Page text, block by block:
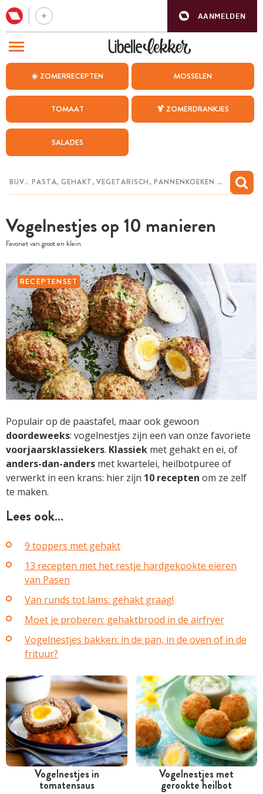
AANMELDEN
☀️ ZOMERRECEPTEN MOSSELEN
TOMAAT 🍹 ZOMERDRANKJES
SALADES
Vogelnestjes op 10 manieren
Favoriet van groot en klein
RECEPTENSET
Populair op de paastafel, maar ook gewoon
doordeweeks: vogelnestjes zijn een van onze favoriete
voorjaarsklassiekers. Klassiek met gehakt en ei, of
anders-dan-anders met kwartelei, heilbotpuree of
verwerkt in een krans: hier zijn 10 recepten om ze zelf
te maken.
Lees ook…
9 toppers met gehakt
13 recepten met het restje hardgekookte eieren
van Pasen
Van runds tot lams: gehakt graag!
Moet je proberen: gehaktbrood in de airfryer
Vogelnestjes bakken: in de pan, in de oven of in de
frituur?
Tussen 30 minuten en 1
Vogelnestjes in
tomatensaus
Tussen 30 minuten en 1
Vogelnestjes met
gerookte heilbot
BEZOEK ONZE ANDERE WEBSITES
WEEKMENU
CHAT MET MAIA
MIJN BEWAARDE RECEPTEN